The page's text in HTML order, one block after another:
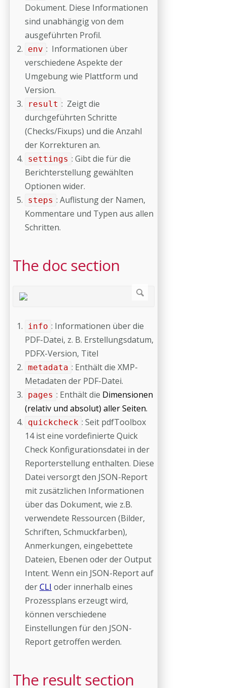
Dokument. Diese Informationen
sind unabhängig von dem
ausgeführten Profil.
env : Informationen über
verschiedene Aspekte der
Umgebung wie Plattform und
Version.
result : Zeigt die
durchgeführten Schritte
(Checks/Fixups) und die Anzahl
der Korrekturen an.
settings : Gibt die für die
Berichterstellung gewählten
Optionen wider.
steps : Auflistung der Namen,
Kommentare und Typen aus allen
Schritten.
The doc section
info : Informationen über die
PDF-Datei, z. B. Erstellungsdatum,
PDFX-Version, Titel
metadata : Enthält die XMP-
Metadaten der PDF-Datei.
pages : Enthält die Dimensionen
(relativ und absolut) aller Seiten.
quickcheck : Seit pdfToolbox
14 ist eine vordefinierte Quick
Check Konfigurationsdatei in der
Reporterstellung enthalten. Diese
Datei versorgt den JSON-Report
mit zusätzlichen Informationen
über das Dokument, wie z.B.
verwendete Ressourcen (Bilder,
Schriften, Schmuckfarben),
Anmerkungen, eingebettete
Dateien, Ebenen oder der Output
Intent. Wenn ein JSON-Report auf
derCLI oder innerhalb eines
Prozessplans erzeugt wird,
können verschiedene
Einstellungen für den JSON-
Report getroffen werden.
The result section